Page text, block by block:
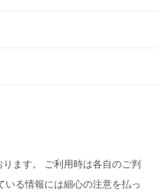
ます。 ご利用時は各自のご判
いる情報には細心の注意を払っ